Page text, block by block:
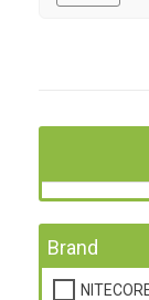
Brand